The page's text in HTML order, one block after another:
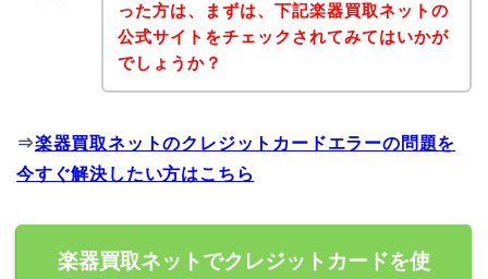
った方は、まずは、下記楽器買取ネットの
公式サイトをチェックされてみてはいかが
でしょうか？
⇒楽器買取ネットのクレジットカードエラーの問題を
今すぐ解決したい方はこちら
楽器買取ネットでクレジットカードを使